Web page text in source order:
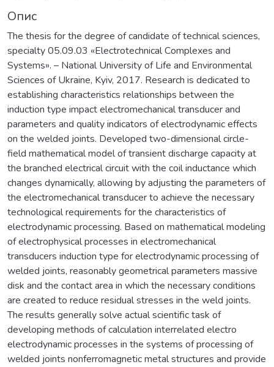
Опис
The thesis for the degree of candidate of technical sciences,
specialty 05.09.03 «Electrotechnical Сomplexes and
Systems». – National University of Life and Environmental
Sciences of Ukraine, Kyiv, 2017. Research is dedicated to
establishing characteristics relationships between the
induction type impact electromechanical transducer and
parameters and quality indicators of electrodynamic effects
on the welded joints. Developed two-dimensional circle-
field mathematical model of transient discharge capacity at
the branched electrical circuit with the coil inductance which
changes dynamically, allowing by adjusting the parameters of
the electromechanical transducer to achieve the necessary
technological requirements for the characteristics of
electrodynamic processing. Based on mathematical modeling
of electrophysical processes in electromechanical
transducers induction type for electrodynamic processing of
welded joints, reasonably geometrical parameters massive
disk and the contact area in which the necessary conditions
are created to reduce residual stresses in the weld joints.
The results generally solve actual scientific task of
developing methods of calculation interrelated electro
electrodynamic processes in the systems of processing of
welded joints nonferromagnetic metal structures and provide